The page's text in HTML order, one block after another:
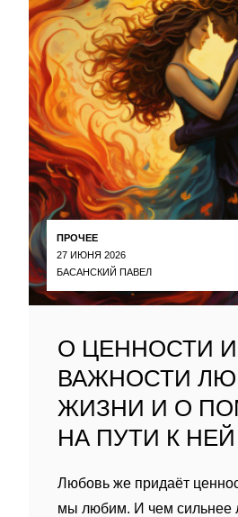
ПРОЧЕЕ
27 ИЮНЯ 2026
БАСАНСКИЙ ПАВЕЛ
О ЦЕННОСТИ И
ВАЖНОСТИ
ЖИЗНИ И О
НА ПУТИ К НЕЙ
Любовь же придаёт
мы любим. И чем сильнее